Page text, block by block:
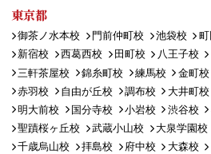
東京都
御茶ノ水本校 門前仲町校 池袋校 町
新宿校
西葛西校 田町校 八王子校
三軒茶屋校
錦糸町校 練馬校 金町校
赤羽校
自由が丘校 調布校 大井町校
明大前校
国分寺校 小岩校 渋谷校
聖蹟桜ヶ丘校
武蔵小山校 大泉学園校
千歳烏山校
拝島校 府中校 大森校